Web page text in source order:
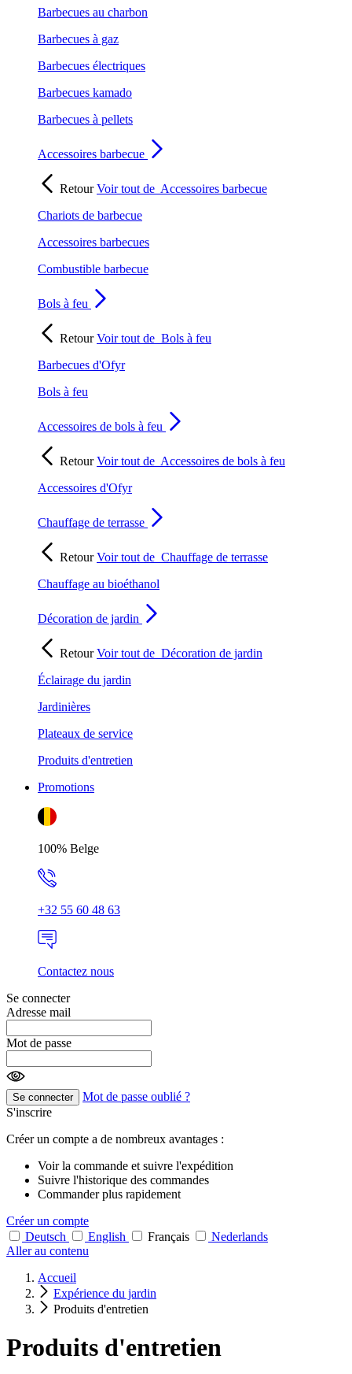
Barbecues au charbon
Barbecues à gaz
Barbecues électriques
Barbecues kamado
Barbecues à pellets
Accessoires barbecue
RetourVoir tout de Accessoires barbecue
Chariots de barbecue
Accessoires barbecues
Combustible barbecue
Bols à feu
RetourVoir tout de Bols à feu
Barbecues d'Ofyr
Bols à feu
Accessoires de bols à feu
RetourVoir tout de Accessoires de bols à feu
Accessoires d'Ofyr
Chauffage de terrasse
RetourVoir tout de Chauffage de terrasse
Chauffage au bioéthanol
Décoration de jardin
RetourVoir tout de Décoration de jardin
Éclairage du jardin
Jardinières
Plateaux de service
Produits d'entretien
Promotions
100% Belge
+32 55 60 48 63
Contactez nous
Se connecter
Adresse mail
Mot de passe
Se connecter
Mot de passe oublié ?
S'inscrire
Créer un compte a de nombreux avantages :
Voir la commande et suivre l'expédition
Suivre l'historique des commandes
Commander plus rapidement
Créer un compte
Deutsch
English Français
Nederlands
Aller au contenu
Accueil
Expérience du jardin
Produits d'entretien
Produits d'entretien